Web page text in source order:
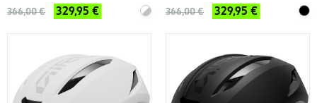
366,00 € 329,95 € 366,00 € 329,95 €